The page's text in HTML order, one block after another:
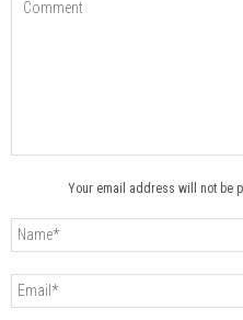
Your email address will not be